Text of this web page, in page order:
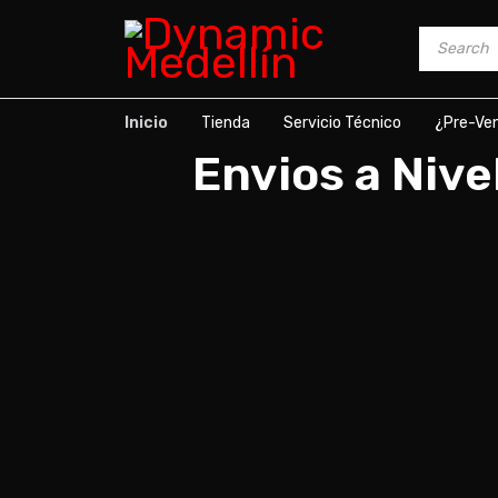
Inicio Tienda Servicio Técnico ¿Pre-
Envios a